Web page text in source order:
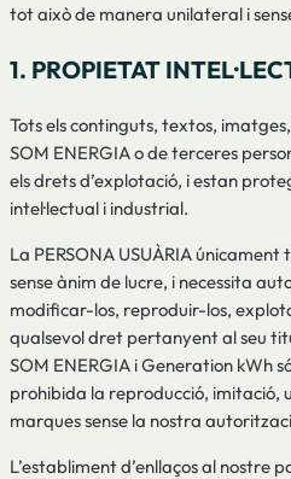
tot això de manera unilateral i
1. PROPIETAT
Tots els continguts, textos,
SOM ENERGIA o de terceres
els drets d’explotació, i estan
intel·lectual i industrial.
La PERSONA USUÀRIA
sense ànim de lucre, i necessita
modificar-los, reproduir-los,
qualsevol dret pertanyent al seu
SOM ENERGIA i Generation kWh
prohibida la reproducció, imitació,
marques sense la nostra
L’establiment d’enllaços al nostre